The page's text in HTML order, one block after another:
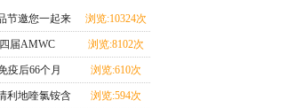
节邀您一起来
浏览:10324次
届AMWC
浏览:8102次
疫后66个月
浏览:610次
利地喹氯铵含
浏览:594次